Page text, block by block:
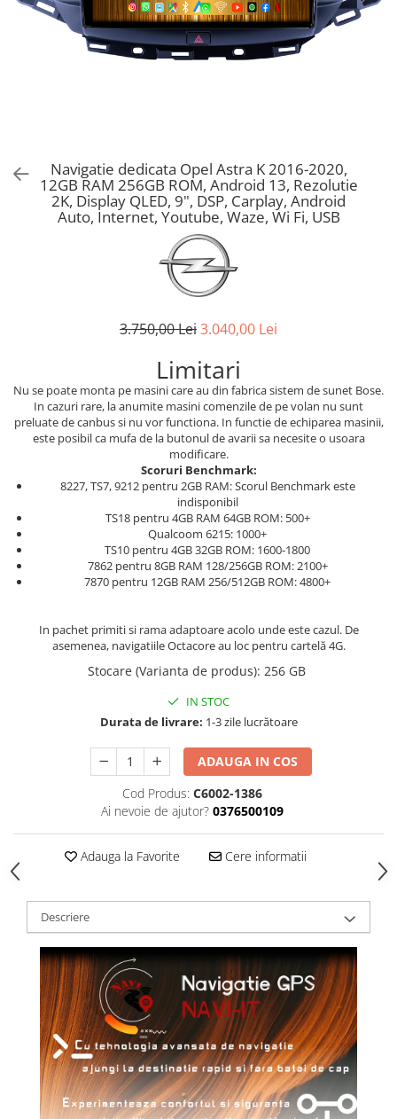
Navigatie dedicata Opel Astra K 2016-2020,
12GB RAM 256GB ROM, Android 13, Rezolutie
2K, Display QLED, 9", DSP, Carplay, Android
Auto, Internet, Youtube, Waze, Wi Fi, USB
3.750,00 Lei3.040,00 Lei
Limitari
Nu se poate monta pe masini care au din fabrica sistem de sunet Bose.
In cazuri rare, la anumite masini comenzile de pe volan nu sunt
preluate de canbus si nu vor functiona. In functie de echiparea masinii,
este posibil ca mufa de la butonul de avarii sa necesite o usoara
modificare.
Scoruri Benchmark:
8227, TS7, 9212 pentru 2GB RAM: Scorul Benchmark este
indisponibil
TS18 pentru 4GB RAM 64GB ROM: 500+
Qualcoom 6215: 1000+
TS10 pentru 4GB 32GB ROM: 1600-1800
7862 pentru 8GB RAM 128/256GB ROM: 2100+
7870 pentru 12GB RAM 256/512GB ROM: 4800+
In pachet primiti si rama adaptoare acolo unde este cazul. De
asemenea, navigatiile Octacore au loc pentru cartelă 4G.
Stocare (Varianta de produs): 256 GB
IN STOC
Durata de livrare: 1-3 zile lucrătoare
ADAUGA IN COS
Cod Produs: C6002-1386
Ai nevoie de ajutor? 0376500109
Adauga la Favorite Cere informatii
Descriere